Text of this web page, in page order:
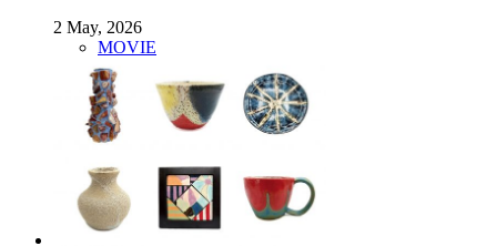
2 May, 2026
MOVIE